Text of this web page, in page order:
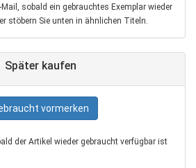
sobald ein gebrauchtes Exemplar wieder
stöbern Sie unten in ähnlichen Titeln.
Später kaufen
vormerken
der Artikel wieder gebraucht verfügbar ist